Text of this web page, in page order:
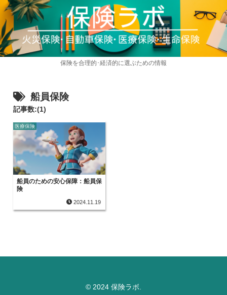
保険を合理的･経済的に選ぶための情報
船員保険
記事数:(1)
医療保険
船員のための安心保障：船員保
険
2024.11.19
© 2024 保険ラボ.